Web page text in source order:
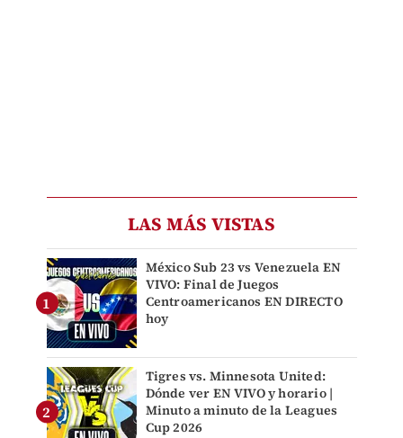
LAS MÁS VISTAS
México Sub 23 vs Venezuela EN
VIVO: Final de Juegos
Centroamericanos EN DIRECTO
hoy
Tigres vs. Minnesota United:
Dónde ver EN VIVO y horario |
Minuto a minuto de la Leagues
Cup 2026